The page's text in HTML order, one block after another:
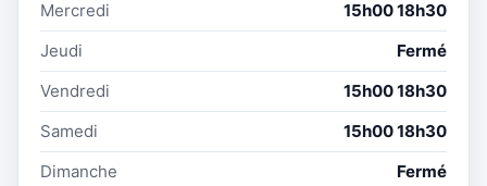
Mercredi
15h00 18h30
Jeudi
Fermé
Vendredi
15h00 18h30
Samedi
15h00 18h30
Dimanche
Fermé